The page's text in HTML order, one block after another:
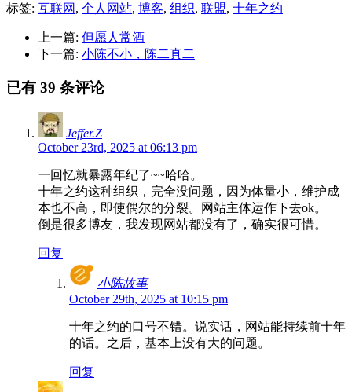
标签: 互联网 , 个人网站, 博客, 组织, 联盟, 十年之约
上一篇: 但愿人常酒
下一篇: 小陈不小，陈二真二
已有 39 条评论
Jeffer.Z
October 23rd, 2025 at 06:13 pm
一回忆就暴露年纪了~~哈哈。
十年之约这种组织，完全没问题，因为体量小，维护成
本也不高，即使偶尔的分裂。网站主体运作下去ok。
倒是很多博友，我发现网站都没有了，确实很可惜。
回复
小陈故事
October 29th, 2025 at 10:15 pm
十年之约的口号不错。说实话，网站能持续前十年
的话。之后，基本上没有大的问题。
回复